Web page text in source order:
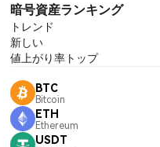
暗号資産ランキング
トレンド
新しい
値上がり率トップ
BTC
Bitcoin
ETH
Ethereum
USDT